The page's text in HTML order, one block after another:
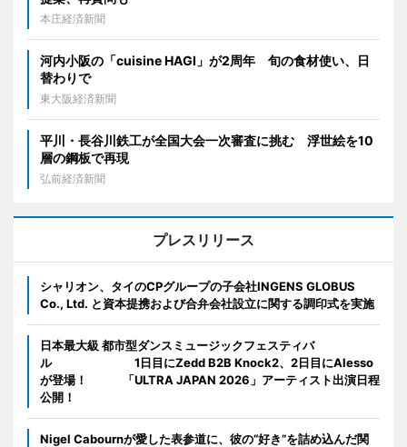
本庄経済新聞
河内小阪の「cuisine HAGI」が2周年 旬の食材使い、日
替わりで
東大阪経済新聞
平川・長谷川鉄工が全国大会一次審査に挑む 浮世絵を10
層の鋼板で再現
弘前経済新聞
プレスリリース
シャリオン、タイのCPグループの子会社INGENS GLOBUS
Co., Ltd. と資本提携および合弁会社設立に関する調印式を実施
日本最大級 都市型ダンスミュージックフェスティバ
ル 1日目にZedd B2B Knock2、2日目にAlesso
が登場！ 「ULTRA JAPAN 2026」アーティスト出演日程
公開！
Nigel Cabournが愛した表参道に、彼の“好き”を詰め込んだ関